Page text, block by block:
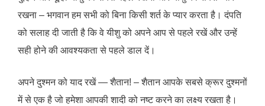
रखना – भगवान हम सभी को बिना किसी शर्त के प्यार करता है। दंपति
को सलाह दी जाती है कि वे यीशु को अपने आप से पहले रखें और उन्हें
सही होने की आवश्यकता से पहले डाल दें।
अपने दुश्मन को याद रखें — शैतान! – शैतान आपके सबसे क्रूर दुश्मनों
में से एक है जो हमेशा आपकी शादी को नष्ट करने का लक्ष्य रखता है।